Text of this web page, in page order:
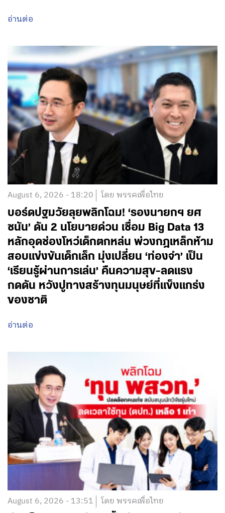
อ่านต่อ
August 6, 2026 - 18:20 โดย พรรคเพื่อไทย
บอร์ดปฐมวัยลุยพลิกโฉม! ‘รองนายกฯ ยศ
ชนัน’ ดัน 2 นโยบายด่วน เชื่อม Big Data 13
หลักอุดช่องโหว่เด็กตกหล่น พ่วงกฎเหล็กห้าม
สอบแข่งขันเด็กเล็ก มุ่งเปลี่ยน ‘ท่องจำ’ เป็น
‘เรียนรู้ผ่านการเล่น’ คืนความสุข-ลดแรง
กดดัน หวังปูทางสร้างทุนมนุษย์ที่แข็งแกร่ง
ของชาติ
อ่านต่อ
August 6, 2026 - 13:51 โดย พรรคเพื่อไทย